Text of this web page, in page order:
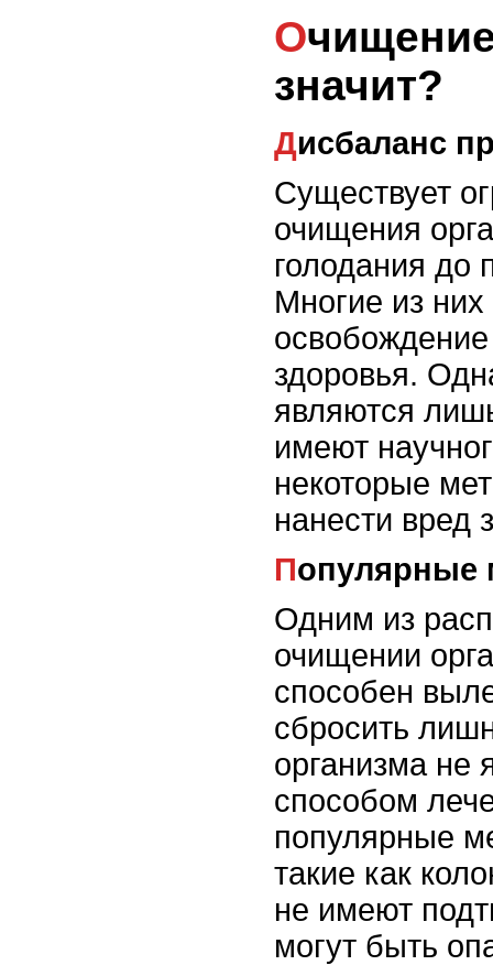
Очищение организма: что это
значит?
Дисбаланс
Существует
очищения
голодания до
Многие из
здоровья.
являются
имеют
некоторые
нанести вред
Одним из
очищении
способен
сбросить
организма не
способом
популярные
такие как
не имеют
могут быть